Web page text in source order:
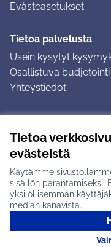
Tietoa
evästeistä
Käytämme
sisällön parantamiseksi.
yksilöllisemmän
median kanavista.
Evästeasetukset
Tietoa palvelusta
Usein kysytyt
Osallistuva budjetointi
Yhteystiedot
Ohjeet kirjautumiseen
Ohjeet kommentin
Tuusulan